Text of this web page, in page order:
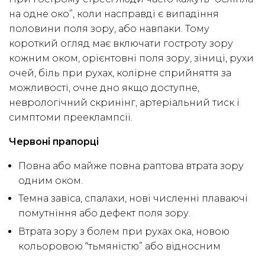
на одне око”, коли насправді є випадіння
половини поля зору, або навпаки. Тому
короткий огляд має включати гостроту зору
кожним оком, орієнтовні поля зору, зіниці, рухи
очей, біль при рухах, колірне сприйняття за
можливості, очне дно якщо доступне,
неврологічний скринінг, артеріальний тиск і
симптоми прееклампсії.
Червоні прапорці
Повна або майже повна раптова втрата зору
одним оком.
Темна завіса, спалахи, нові численні плаваючі
помутніння або дефект поля зору.
Втрата зору з болем при рухах ока, новою
кольоровою “тьмяністю” або відносним